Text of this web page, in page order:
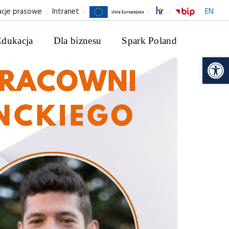
EN
prasowe Intranet
Dla biznesu Spark Poland